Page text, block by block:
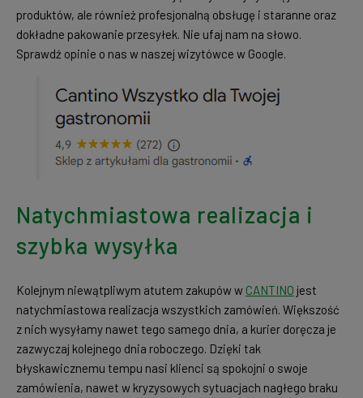
produktów, ale również profesjonalną obsługę i staranne oraz
dokładne pakowanie przesyłek. Nie ufaj nam na słowo.
Sprawdź opinie o nas w naszej wizytówce w Google.
Natychmiastowa realizacja i
szybka wysyłka
Kolejnym niewątpliwym atutem zakupów w CANTINO jest
natychmiastowa realizacja wszystkich zamówień. Większość
z nich wysyłamy nawet tego samego dnia, a kurier doręcza je
zazwyczaj kolejnego dnia roboczego. Dzięki tak
błyskawicznemu tempu nasi klienci są spokojni o swoje
zamówienia, nawet w kryzysowych sytuacjach nagłego braku